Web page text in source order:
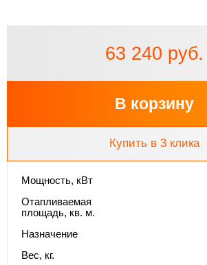
63 240 руб.
В корзину
Купить в 3 клика
Мощность, кВт
Отапливаемая
площадь, кв. м.
Назначение
Вес, кг.